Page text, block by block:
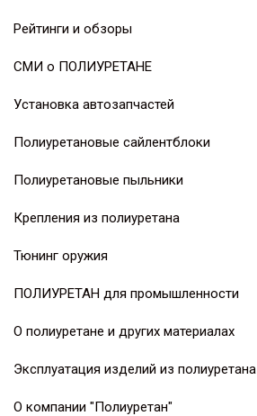
Рейтинги и обзоры
СМИ о ПОЛИУРЕТАНЕ
Установка автозапчастей
Полиуретановые сайлентблоки
Полиуретановые пыльники
Крепления из полиуретана
Тюнинг оружия
ПОЛИУРЕТАН для промышленности
О полиуретане и других материалах
Эксплуатация изделий из полиуретана
О компании "Полиуретан"